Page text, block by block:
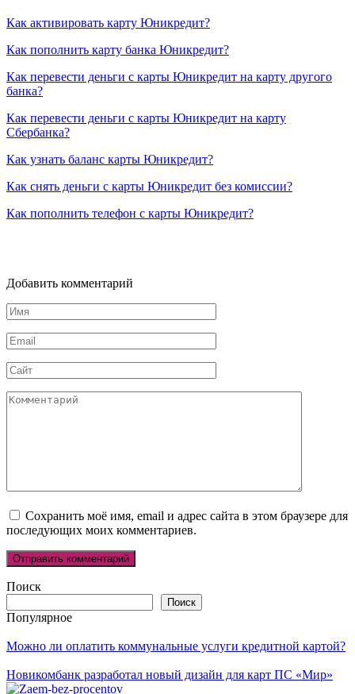
Как активировать карту Юникредит?
Как пополнить карту банка Юникредит?
Как перевести деньги с карты Юникредит на карту другого
банка?
Как перевести деньги с карты Юникредит на карту
Сбербанка?
Как узнать баланс карты Юникредит?
Как снять деньги с карты Юникредит без комиссии?
Как пополнить телефон с карты Юникредит?
Добавить комментарий
Имя
*
Email
*
Сайт
Комментарий
Сохранить моё имя, email и адрес сайта в этом браузере для
последующих моих комментариев.
Поиск
Поиск
Популярное
Можно ли оплатить коммунальные услуги кредитной картой?
Новикомбанк разработал новый дизайн для карт ПС «Мир»